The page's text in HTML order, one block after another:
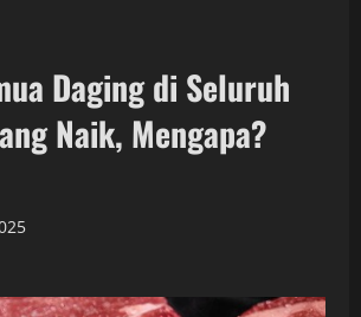
Daging di Seluruh
Naik, Mengapa?